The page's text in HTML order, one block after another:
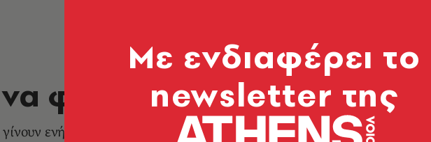
φρικάρεις
ενήλικα άτομα, ανεξάρτητα, υπεύθυνα για τον εαυτό τους, όχι
Mε ενδιαφέρει το
newsletter της